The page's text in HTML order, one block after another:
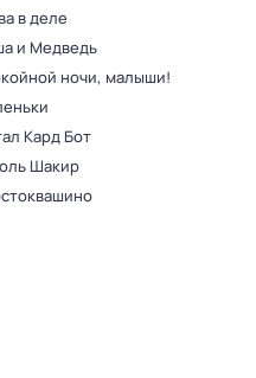
в деле
и Медведь
ночи, малыши!
Кард Бот
Шакир